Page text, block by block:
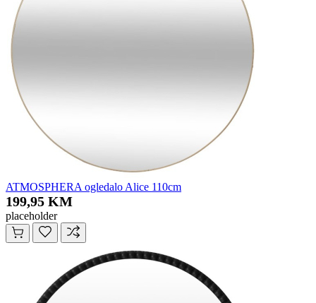
ATMOSPHERA ogledalo Alice 110cm
199,95 KM
placeholder